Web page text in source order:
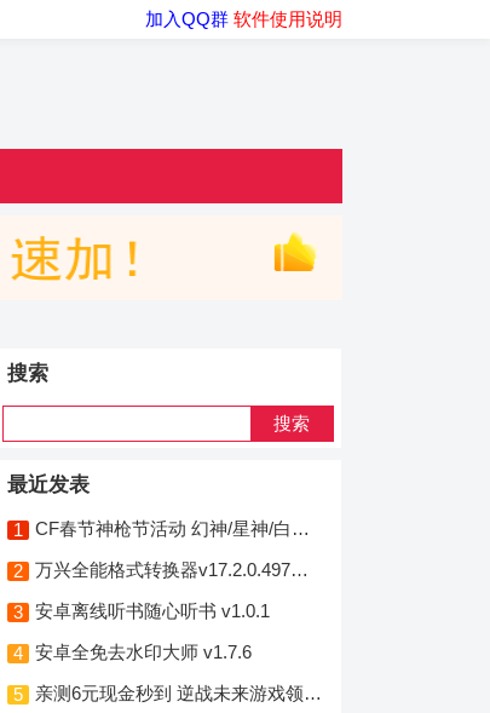
加入QQ群 软件使用说明
搜索
最近发表
1 CF春节神枪节活动 幻神/星神/白虎/炽芒蝶刃 限时免费体验
2 万兴全能格式转换器v17.2.0.497绿色版
3 安卓离线听书随心听书 v1.0.1
4 安卓全免去水印大师 v1.7.6
5 亲测6元现金秒到 逆战未来游戏领现金